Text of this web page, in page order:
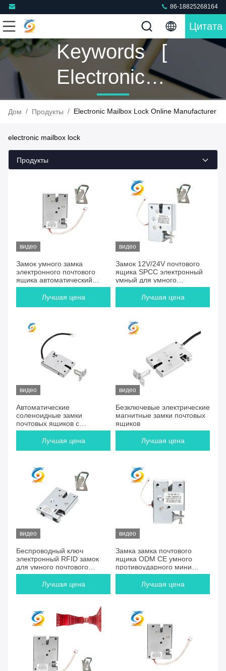
86-18825268164
Цитата
Keywords [
Electronic
Mailbox
Match 36
Продукты
Дом / Продукты / Electronic Mailbox Lock Online Manufacturer
electronic mailbox lock
Продукты
видео
Замок умного замка
электронного почтового
ящика автоматический
электромагнитный
Лучшая цена
видео
Замок 12V/24V почтового
ящика SPCC электронный
умный для умного
ключевого шкафчика
Лучшая цена
видео
Автоматические
соленоидные замки
почтовых ящиков с
порошковой металлургией
Лучшая цена
видео
Безключевые электрические
магнитные замки почтовых
ящиков
Лучшая цена
видео
Беспроводный ключ
электронный RFID замок
для умного почтового
ящика
Лучшая цена
видео
Замка замка почтового
ящика ODM CE умного
противоударного мини
электрического
высокопрочный
Лучшая цена